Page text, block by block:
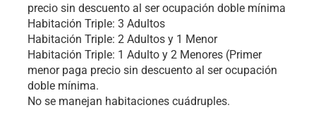
precio sin descuento al ser ocupación doble mínima
Habitación Triple: 3 Adultos
Habitación Triple: 2 Adultos y 1 Menor
Habitación Triple: 1 Adulto y 2 Menores (Primer
menor paga precio sin descuento al ser ocupación
doble mínima.
No se manejan habitaciones cuádruples.